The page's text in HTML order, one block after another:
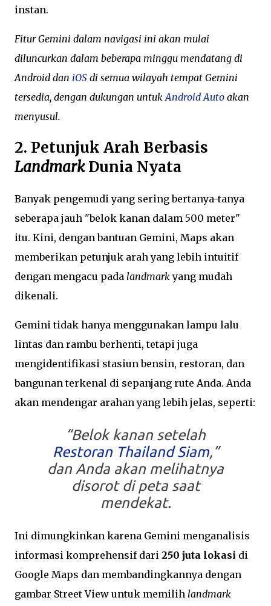
instan.
Fitur Gemini dalam navigasi ini akan mulai
diluncurkan dalam beberapa minggu mendatang di
Android dan iOS di semua wilayah tempat Gemini
tersedia, dengan dukungan untuk Android Auto akan
menyusul.
2. Petunjuk Arah Berbasis
LandmarkDunia Nyata
Banyak pengemudi yang sering bertanya-tanya
seberapa jauh "belok kanan dalam 500 meter"
itu. Kini, dengan bantuan Gemini, Maps akan
memberikan petunjuk arah yang lebih intuitif
dengan mengacu pada landmarkyang mudah
dikenali.
Gemini tidak hanya menggunakan lampu lalu
lintas dan rambu berhenti, tetapi juga
mengidentifikasi stasiun bensin, restoran, dan
bangunan terkenal di sepanjang rute Anda. Anda
akan mendengar arahan yang lebih jelas, seperti:
“Belok kanan setelah
Restoran Thailand Siam,”
dan Anda akan melihatnya
disorot di peta saat
mendekat.
Ini dimungkinkan karena Gemini menganalisis
informasi komprehensif dari 250 juta lokasi di
Google Maps dan membandingkannya dengan
gambar Street View untuk memilih landmark